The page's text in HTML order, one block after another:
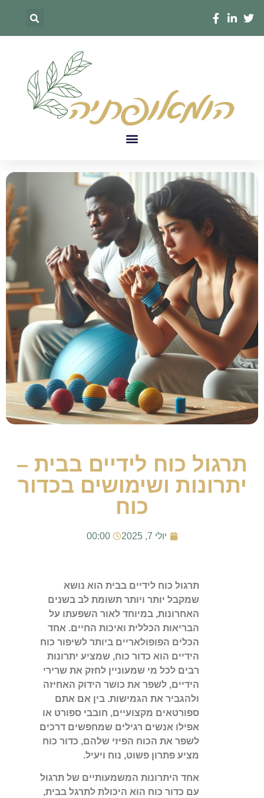
תרגול כוח לידיים בבית –
יתרונות ושימושים בכדור
כוח
יולי 7, 2025 00:00
תרגול כוח לידיים בבית הוא נושא
שמקבל יותר ויותר תשומת לב בשנים
האחרונות, במיוחד לאור השפעתו על
הבריאות הכללית ואיכות החיים. אחד
הכלים הפופולאריים ביותר לשיפור כוח
הידיים הוא כדור כוח, שמציע יתרונות
רבים לכל מי שמעוניין לחזק את שרירי
הידיים, לשפר את כושר הידוק האחיזה
ולהגביר את הגמישות. בין אם אתם
ספורטאים מקצועיים, חובבי ספורט או
אפילו אנשים רגילים שמחפשים דרכים
לשפר את הכוח הפיזי שלהם, כדור כוח
מציע פתרון פשוט, נוח ויעיל.
אחד היתרונות המשמעותיים של תרגול
עם כדור כוח הוא היכולת לתרגל בבית,